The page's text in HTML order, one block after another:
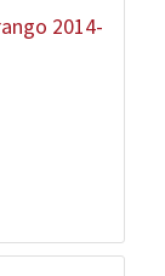
2014-